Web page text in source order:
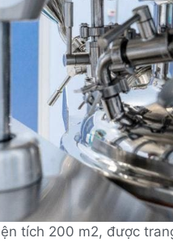
tích 200 m2, được